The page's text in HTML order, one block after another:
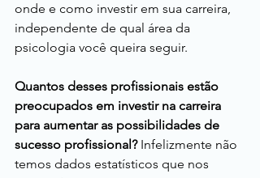
onde e como investir em sua carreira,
independente de qual área da
psicologia você queira seguir.
Quantos desses profissionais estão
preocupados em investir na carreira
para aumentar as possibilidades de
sucesso profissional? Infelizmente não
temos dados estatísticos que nos